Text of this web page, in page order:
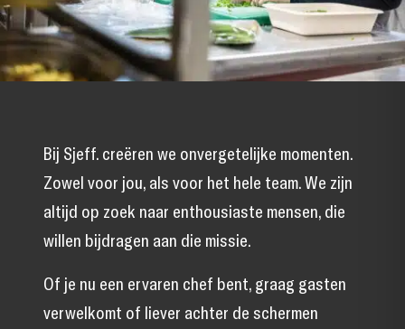
Bij Sjeff. creëren we onvergetelijke momenten.
Zowel voor jou, als voor het hele team. We zijn
altijd op zoek naar enthousiaste mensen, die
willen bijdragen aan die missie.
Of je nu een ervaren chef bent, graag gasten
verwelkomt of liever achter de schermen